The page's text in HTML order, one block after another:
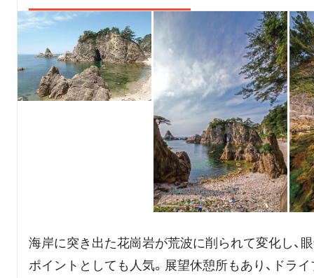
海岸に突き出た花崗岩が荒波に削られて変化し、
ポイントとしても人気。展望休憩所もあり、ドラ